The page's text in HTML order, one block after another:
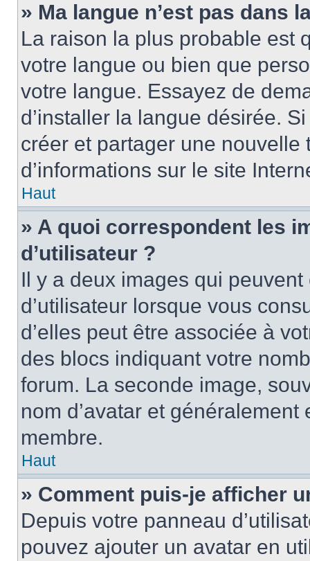
» Ma langue n’est pas dans
La raison la plus probable est
votre langue ou bien que
votre langue. Essayez de
d’installer la langue désirée.
créer et partager une
d’informations sur le site
Haut
» A quoi correspondent les
d’utilisateur ?
Il y a deux images qui
d’utilisateur lorsque vous
d’elles peut être associée à
des blocs indiquant votre
forum. La seconde image,
nom d’avatar et
membre.
Haut
» Comment puis-je afficher
Depuis votre panneau
pouvez ajouter un avatar en